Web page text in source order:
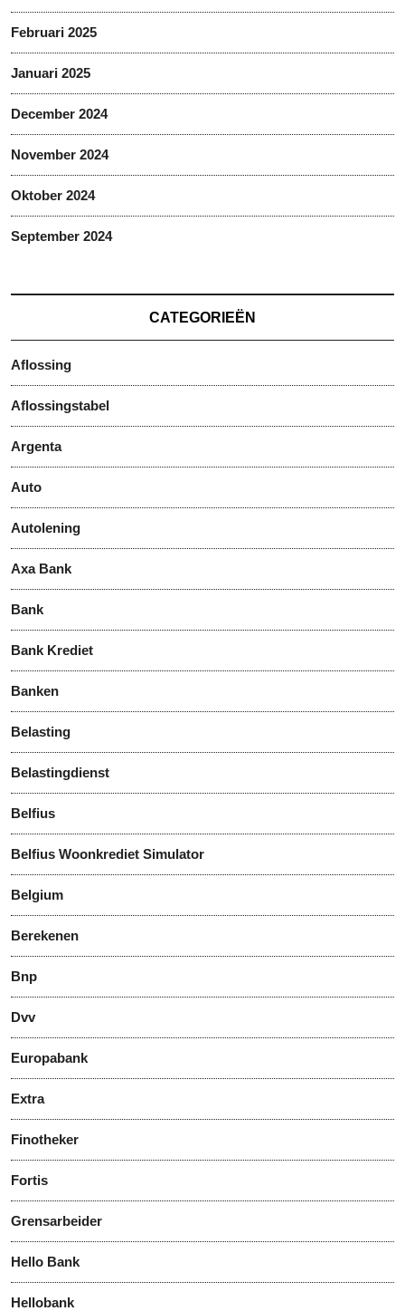
Februari 2025
Januari 2025
December 2024
November 2024
Oktober 2024
September 2024
CATEGORIEËN
Aflossing
Aflossingstabel
Argenta
Auto
Autolening
Axa Bank
Bank
Bank Krediet
Banken
Belasting
Belastingdienst
Belfius
Belfius Woonkrediet Simulator
Belgium
Berekenen
Bnp
Dvv
Europabank
Extra
Finotheker
Fortis
Grensarbeider
Hello Bank
Hellobank